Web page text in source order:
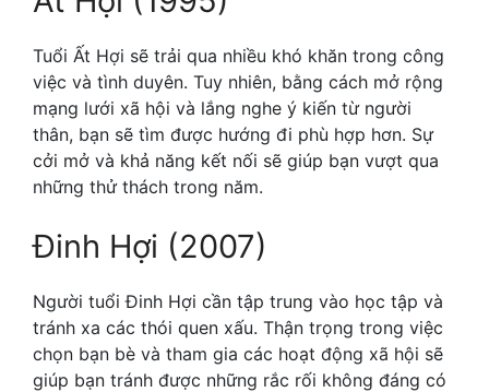
Tuổi Ất Hợi sẽ trải qua nhiều khó khăn trong công
việc và tình duyên. Tuy nhiên, bằng cách mở rộng
mạng lưới xã hội và lắng nghe ý kiến từ người
thân, bạn sẽ tìm được hướng đi phù hợp hơn. Sự
cởi mở và khả năng kết nối sẽ giúp bạn vượt qua
những thử thách trong năm.
Đinh Hợi (2007)
Người tuổi Đinh Hợi cần tập trung vào học tập và
tránh xa các thói quen xấu. Thận trọng trong việc
chọn bạn bè và tham gia các hoạt động xã hội sẽ
giúp bạn tránh được những rắc rối không đáng có